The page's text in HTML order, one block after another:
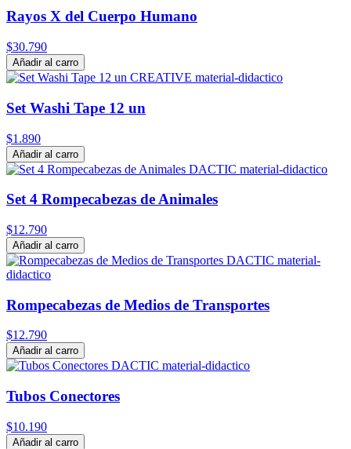
Rayos X del Cuerpo Humano
$30.790
Añadir al carro
Set Washi Tape 12 un
$1.890
Añadir al carro
Set 4 Rompecabezas de Animales
$12.790
Añadir al carro
Rompecabezas de Medios de Transportes
$12.790
Añadir al carro
Tubos Conectores
$10.190
Añadir al carro